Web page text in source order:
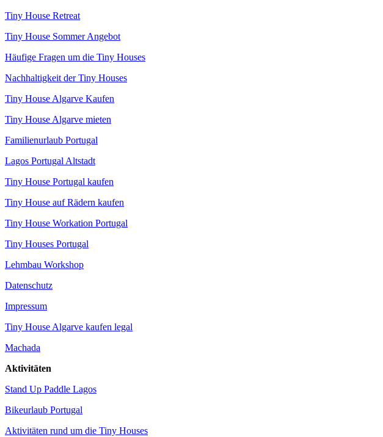
Tiny House Retreat
Tiny House Sommer Angebot
Häufige Fragen um die Tiny Houses
Nachhaltigkeit der Tiny Houses
Tiny House Algarve Kaufen
Tiny House Algarve mieten
Familienurlaub Portugal
Lagos Portugal Altstadt
Tiny House Portugal kaufen
Tiny House auf Rädern kaufen
Tiny House Workation Portugal
Tiny Houses Portugal
Lehmbau Workshop
Datenschutz
Impressum
Tiny House Algarve kaufen legal
Machada
Aktivitäten
Stand Up Paddle Lagos
Bikeurlaub Portugal
Aktivitäten rund um die Tiny Houses